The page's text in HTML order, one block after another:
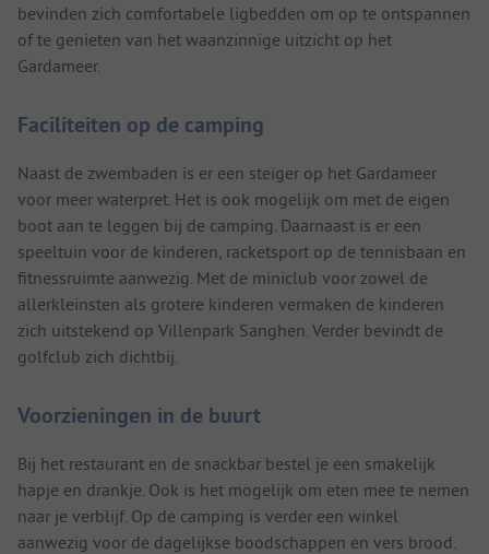
bevinden zich comfortabele ligbedden om op te ontspannen
of te genieten van het waanzinnige uitzicht op het
Gardameer.
Faciliteiten op de camping
Naast de zwembaden is er een steiger op het Gardameer
voor meer waterpret. Het is ook mogelijk om met de eigen
boot aan te leggen bij de camping. Daarnaast is er een
speeltuin voor de kinderen, racketsport op de tennisbaan en
fitnessruimte aanwezig. Met de miniclub voor zowel de
allerkleinsten als grotere kinderen vermaken de kinderen
zich uitstekend op Villenpark Sanghen. Verder bevindt de
golfclub zich dichtbij.
Voorzieningen in de buurt
Bij het restaurant en de snackbar bestel je een smakelijk
hapje en drankje. Ook is het mogelijk om eten mee te nemen
naar je verblijf. Op de camping is verder een winkel
aanwezig voor de dagelijkse boodschappen en vers brood.